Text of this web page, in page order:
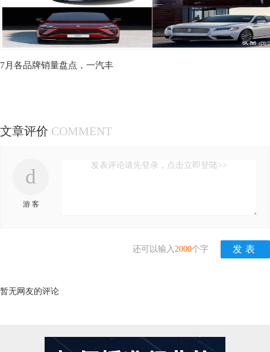
7月各品牌销量盘点，一汽丰
文章评价 COMMENT
d
游 客
发表评论请先登录，点击立即登陆>>
还可以输入2000个字
暂无网友的评论